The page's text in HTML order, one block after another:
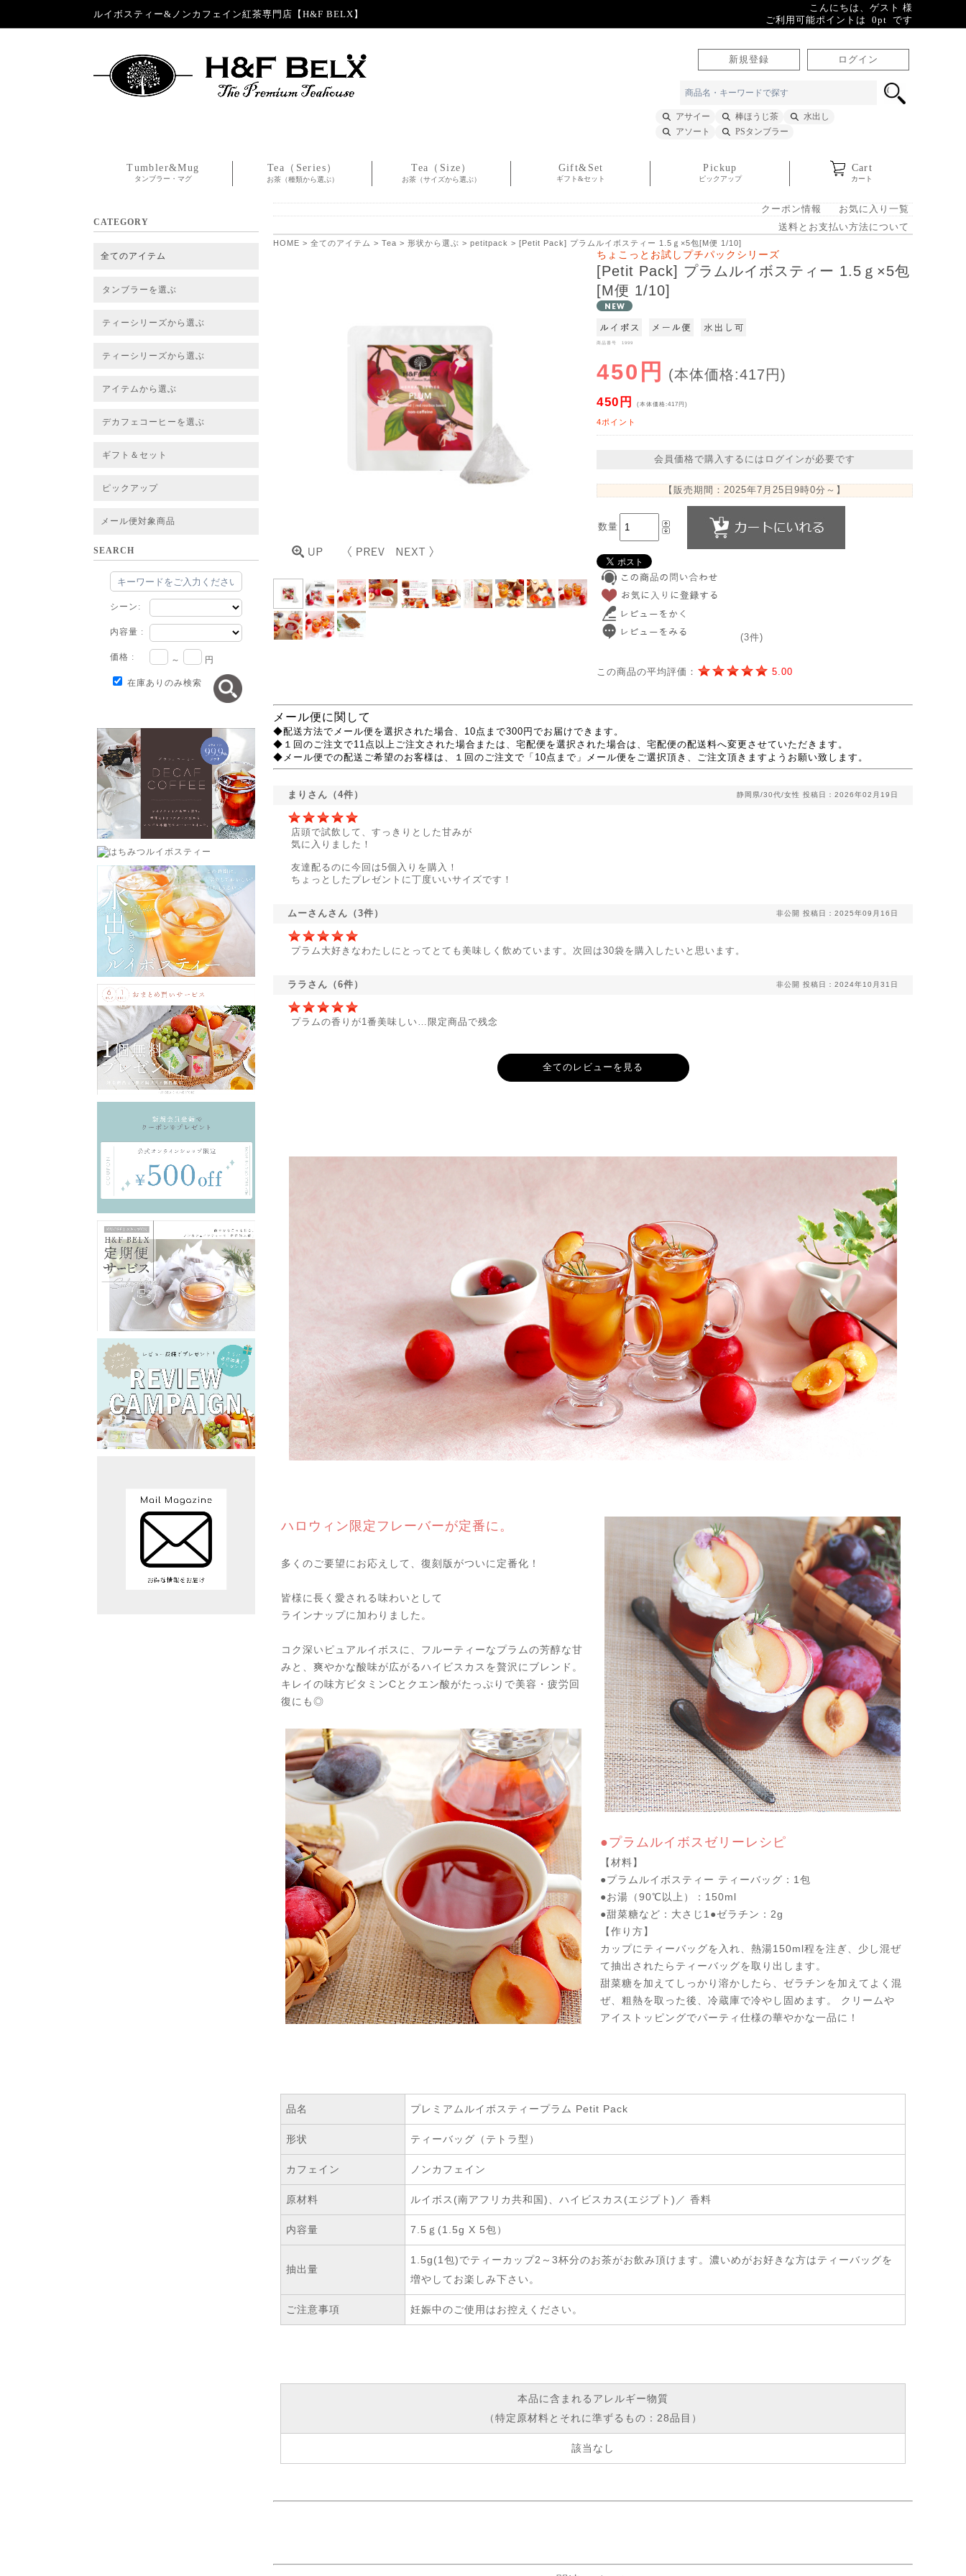
ルイボスティー&ノンカフェイン紅茶専門店【H&F BELX】
こんにちは、ゲスト 様
ご利用可能ポイントは 0pt です
新規登録 ログイン
アサイー 棒ほうじ茶
水出し
アソート
PSタンブラー
Tumbler&Mug
タンブラー・マグ
Tea（Series）
お茶（種類から選ぶ）
Tea（Size）
お茶（サイズから選ぶ）
Gift&Set
ギフト&セット
Pickup
ピックアップ
Cart
カート
CATEGORY
全てのアイテム
タンブラーを選ぶ
ティーシリーズから選ぶ
ティーシリーズから選ぶ
アイテムから選ぶ
デカフェコーヒーを選ぶ
ギフト＆セット
ピックアップ
メール便対象商品
SEARCH
シーン:
内容量 :
価格 : ～ 円
在庫ありのみ検索
クーポン情報
お気に入り一覧
送料とお支払い方法について
HOME > 全てのアイテム > Tea > 形状から選ぶ > petitpack > [Petit Pack] プラムルイボスティー 1.5ｇ×5包[M便 1/10]
ちょこっとお試しプチパックシリーズ
[Petit Pack] プラムルイボスティー 1.5ｇ×5包
[M便 1/10]
商品番号 1999
450円 (本体価格:417円)
450円 (本体価格:417円)
4ポイント
会員価格で購入するにはログインが必要です
【販売期間： 2025年7月25日9時0分 ～】
数量
(3件)
この商品の平均評価： 5.00
メール便に関して
◆配送方法でメール便を選択された場合、10点まで300円でお届けできます。
◆１回のご注文で11点以上ご注文された場合または、宅配便を選択された場合は、宅配便の配送料へ変更させていただきます。
◆メール便での配送ご希望のお客様は、１回のご注文で「10点まで」メール便をご選択頂き、ご注文頂きますようお願い致します。
まりさん（4件） 静岡県/30代/女性 投稿日：2026年02月19日
店頭で試飲して、すっきりとした甘みが
気に入りました！
友達配るのに今回は5個入りを購入！
ちょっとしたプレゼントに丁度いいサイズです！
ムーさんさん（3件） 非公開 投稿日：2025年09月16日
プラム大好きなわたしにとってとても美味しく飲めています。次回は30袋を購入したいと思います。
ララさん（6件） 非公開 投稿日：2024年10月31日
プラムの香りが1番美味しい…限定商品で残念
全てのレビューを見る
ハロウィン限定フレーバーが定番に。
多くのご要望にお応えして、復刻版がついに定番化！
皆様に長く愛される味わいとして
ラインナップに加わりました。
コク深いピュアルイボスに、フルーティーなプラムの芳醇な甘
みと、爽やかな酸味が広がるハイビスカスを贅沢にブレンド。
キレイの味方ビタミンCとクエン酸がたっぷりで美容・疲労回
復にも◎
●プラムルイボスゼリーレシピ
【材料】
●プラムルイボスティー ティーバッグ：1包
●お湯（90℃以上）：150ml
●甜菜糖など：大さじ1●ゼラチン：2g
【作り方】
カップにティーバッグを入れ、熱湯150ml程を注ぎ、少し混ぜ
て抽出されたらティーバッグを取り出します。
甜菜糖を加えてしっかり溶かしたら、ゼラチンを加えてよく混
ぜ、粗熱を取った後、冷蔵庫で冷やし固めます。 クリームや
アイストッピングでパーティ仕様の華やかな一品に！
品名 プレミアムルイボスティープラム Petit Pack
形状 ティーバッグ（テトラ型）
カフェイン ノンカフェイン
原材料 ルイボス(南アフリカ共和国)、ハイビスカス(エジプト)／ 香料
内容量 7.5ｇ(1.5g X 5包）
抽出量
1.5g(1包)でティーカップ2～3杯分のお茶がお飲み頂けます。濃いめがお好きな方はティーバッグを
増やしてお楽しみ下さい。
ご注意事項 妊娠中のご使用はお控えください。
本品に含まれるアレルギー物質
（特定原材料とそれに準ずるもの：28品目）
該当なし